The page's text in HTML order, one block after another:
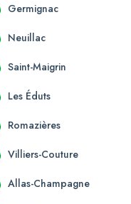
Germignac
Neuillac
Saint-Maigrin
Les Éduts
Romazières
Villiers-Couture
Allas-Champagne